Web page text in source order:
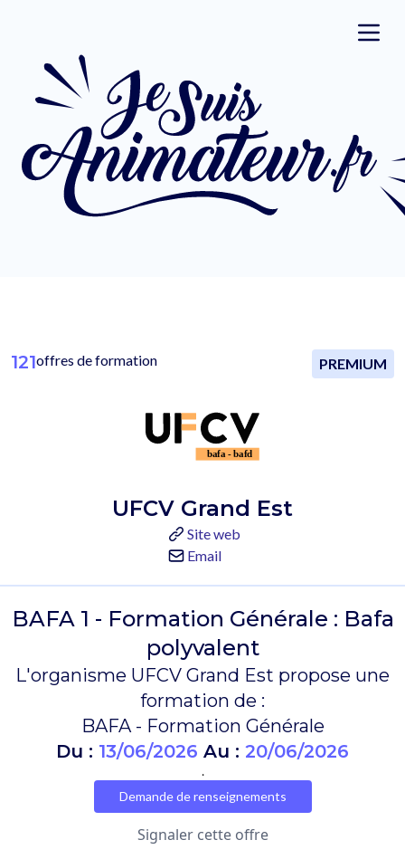
121offres de formation PREMIUM
UFCV Grand Est
Site web
Email
BAFA 1 - Formation Générale : Bafa
polyvalent
L'organisme UFCV Grand Est propose une
formation de :
BAFA - Formation Générale
Du : 13/06/2026 Au : 20/06/2026
.
Demande de renseignements
Signaler cette offre